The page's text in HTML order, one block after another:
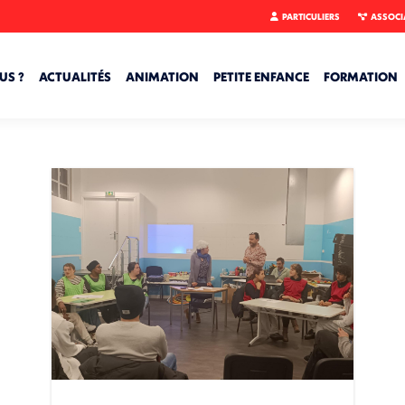
PARTICULIERS
? ACTUALITÉS ANIMATION PETITE ENFANCE FORMATION